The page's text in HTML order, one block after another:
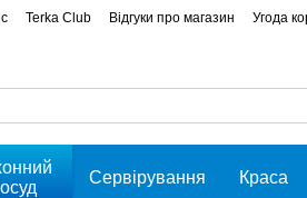
Terka Club Відгуки про магазин
Угода
Сервірування Краса